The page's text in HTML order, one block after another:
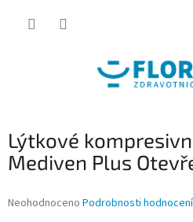
Lýtkové
Mediven Plus
Průměrné
Neohodnoceno Podrobnosti hodnocení